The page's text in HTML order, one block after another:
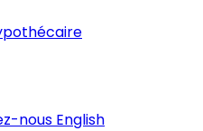
nous English